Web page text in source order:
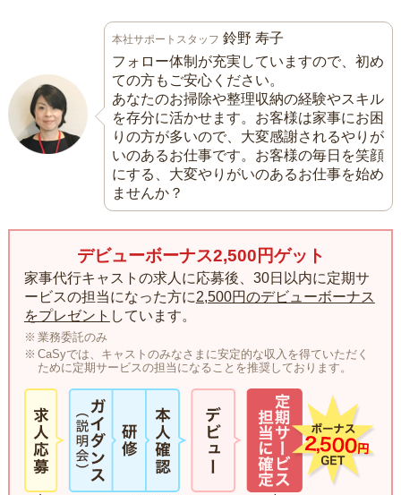
本社サポートスタッフ 鈴野 寿子
フォロー体制が充実していますので、初め
ての方もご安心ください。
あなたのお掃除や整理収納の経験やスキル
を存分に活かせます。お客様は家事にお困
りの方が多いので、大変感謝されるやりが
いのあるお仕事です。お客様の毎日を笑顔
にする、大変やりがいのあるお仕事を始め
ませんか？
デビューボーナス2,500円ゲット
家事代行キャストの求人に応募後、30日以内に定期サ
ービスの担当になった方に2,500円のデビューボーナス
をプレゼント しています。
業務委託のみ
CaSyでは、キャストのみなさまに安定的な収入を得ていただく
ために定期サービスの担当になることを推奨しております。